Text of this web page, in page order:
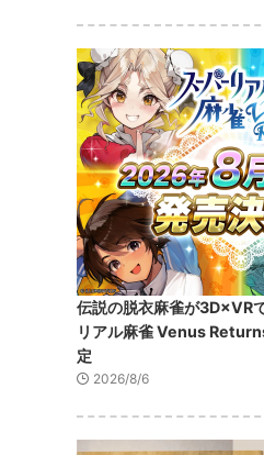
伝説の脱衣麻雀が3D×VR
リアル麻雀 Venus
定
2026/8/6